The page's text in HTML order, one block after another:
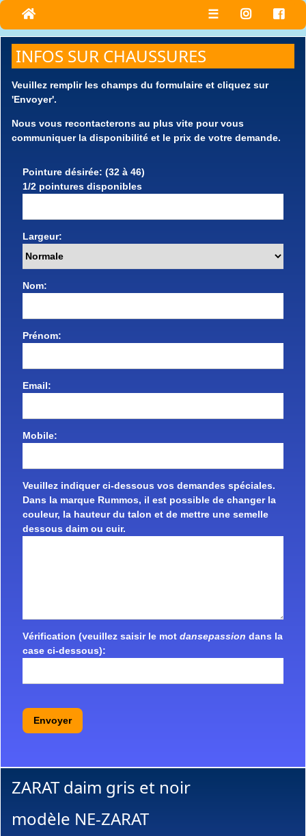
☰
INFOS SUR CHAUSSURES
Veuillez remplir les champs du formulaire et cliquez sur
'Envoyer'.
Nous vous recontacterons au plus vite pour vous
communiquer la disponibilité et le prix de votre demande.
Pointure désirée: (32 à 46)
1/2 pointures disponibles
Largeur:
Nom:
Prénom:
Email:
Mobile:
Veuillez indiquer ci-dessous vos demandes spéciales.
Dans la marque Rummos, il est possible de changer la
couleur, la hauteur du talon et de mettre une semelle
dessous daim ou cuir.
Vérification (veuillez saisir le mot dansepassion dans la
case ci-dessous):
Envoyer
ZARAT daim gris et noir
modèle NE-ZARAT